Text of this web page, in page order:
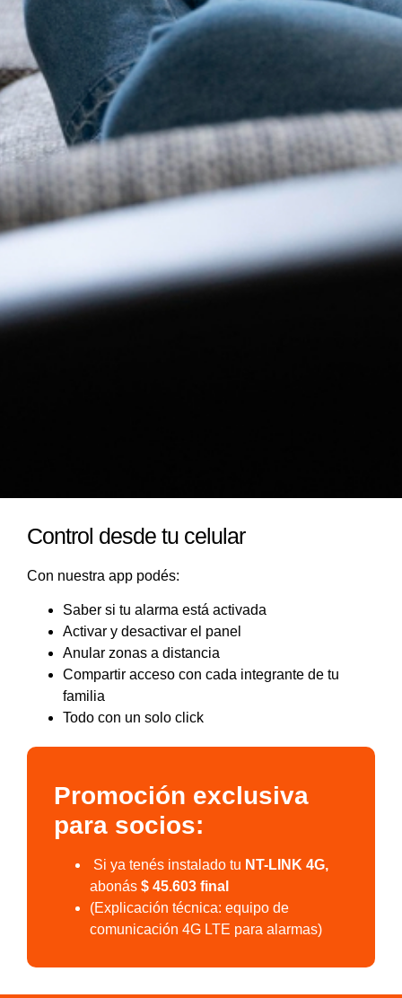
Control desde tu celular
Con nuestra app podés:
Saber si tu alarma está activada
Activar y desactivar el panel
Anular zonas a distancia
Compartir acceso con cada integrante de tu
familia
Todo con un solo click
Promoción exclusiva
para socios:
Si ya tenés instalado tu NT-LINK 4G,
abonás $ 45.603 final
(Explicación técnica: equipo de
comunicación 4G LTE para alarmas)